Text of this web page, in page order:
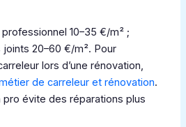
10–35 €/m² ;
20–60 €/m². Pour
lors d’une rénovation,
de carreleur et rénovation.
pro évite des réparations plus